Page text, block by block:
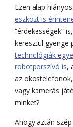
Ezen alap
eszközt is
“érdekességek”
keresztül gyenge
technológiák
robotporszívó is,
az
vagy kamerás
minket?
Ahogy aztán